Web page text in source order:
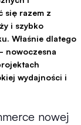
się razem z
i szybko
Właśnie dlatego
nowoczesna
wydajności i
nowej